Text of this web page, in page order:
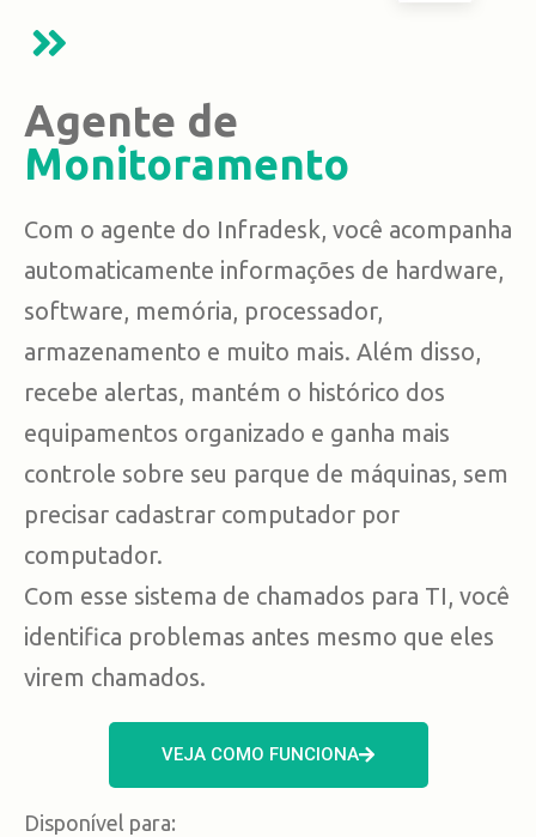
Agente de
Monitoramento
Com o agente do Infradesk, você acompanha
automaticamente informações de hardware,
software, memória, processador,
armazenamento e muito mais. Além disso,
recebe alertas, mantém o histórico dos
equipamentos organizado e ganha mais
controle sobre seu parque de máquinas, sem
precisar cadastrar computador por
computador.
Com esse sistema de chamados para TI, você
identifica problemas antes mesmo que eles
virem chamados.
VEJA COMO FUNCIONA
Disponível para: